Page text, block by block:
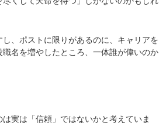
、ポストに限りがあるのに、キャリアを
名を増やしたところ、一体誰が偉いのか
実は「信頼」ではないかと考えていま